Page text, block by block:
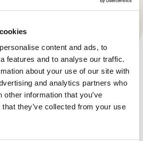
content and ads, to
features and to analyse our traffic.
about your use of our site with
and analytics partners who
other information that you’ve
they’ve collected from your use